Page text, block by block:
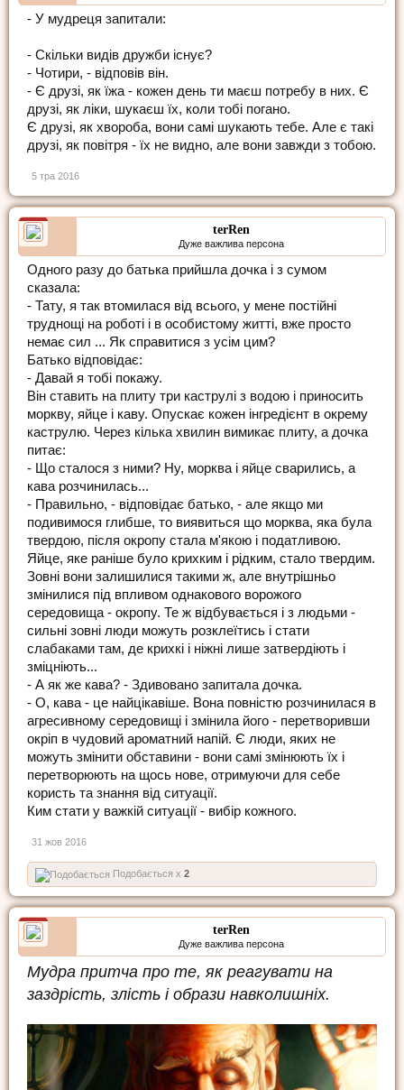
- У мудреця запитали:
- Скільки видів дружби існує?
- Чотири, - відповів він.
- Є друзі, як їжа - кожен день ти маєш потребу в них. Є
друзі, як ліки, шукаєш їх, коли тобі погано.
Є друзі, як хвороба, вони самі шукають тебе. Але є такі
друзі, як повітря - їх не видно, але вони завжди з тобою.
5 тра 2016
terRen
Дуже важлива персона
Одного разу до батька прийшла дочка і з сумом
сказала:
- Тату, я так втомилася від всього, у мене постійні
труднощі на роботі і в особистому житті, вже просто
немає сил ... Як справитися з усім цим?
Батько відповідає:
- Давай я тобі покажу.
Він ставить на плиту три каструлі з водою і приносить
моркву, яйце і каву. Опускає кожен інгредієнт в окрему
каструлю. Через кілька хвилин вимикає плиту, а дочка
питає:
- Що сталося з ними? Ну, морква і яйце сварились, а
кава розчинилась...
- Правильно, - відповідає батько, - але якщо ми
подивимося глибше, то виявиться що морква, яка була
твердою, після окропу стала м'якою і податливою.
Яйце, яке раніше було крихким і рідким, стало твердим.
Зовні вони залишилися такими ж, але внутрішньо
змінилися під впливом однакового ворожого
середовища - окропу. Те ж відбувається і з людьми -
сильні зовні люди можуть розклеїтись і стати
слабаками там, де крихкі і ніжні лише затвердіють і
зміцніють...
- А як же кава? - Здивовано запитала дочка.
- О, кава - це найцікавіше. Вона повністю розчинилася в
агресивному середовищі і змінила його - перетворивши
окріп в чудовий ароматний напій. Є люди, яких не
можуть змінити обставини - вони самі змінюють їх і
перетворюють на щось нове, отримуючи для себе
користь та знання від ситуації.
Ким стати у важкій ситуації - вибір кожного.
31 жов 2016
Подобається x 2
terRen
Дуже важлива персона
Мудра притча про те, як реагувати на
заздрість, злість і образи навколишніх.